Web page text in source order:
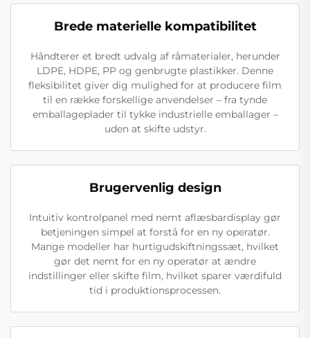
Brede materielle kompatibilitet
Håndterer et bredt udvalg af råmaterialer, herunder
LDPE, HDPE, PP og genbrugte plastikker. Denne
fleksibilitet giver dig mulighed for at producere film
til en række forskellige anvendelser – fra tynde
emballageplader til tykke industrielle emballager –
uden at skifte udstyr.
Brugervenlig design
Intuitiv kontrolpanel med nemt aflæsbardisplay gør
betjeningen simpel at forstå for en ny operatør.
Mange modeller har hurtigudskiftningssæt, hvilket
gør det nemt for en ny operatør at ændre
indstillinger eller skifte film, hvilket sparer værdifuld
tid i produktionsprocessen.